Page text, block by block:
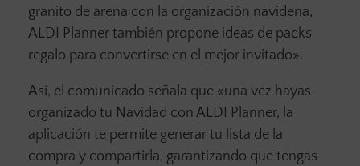
granito de arena con la organización navideña,
ALDI Planner también propone ideas de packs
regalo para convertirse en el mejor invitado».
Así, el comunicado señala que «una vez hayas
organizado tu Navidad con ALDI Planner, la
aplicación te permite generar tu lista de la
compra y compartirla, garantizando que tengas